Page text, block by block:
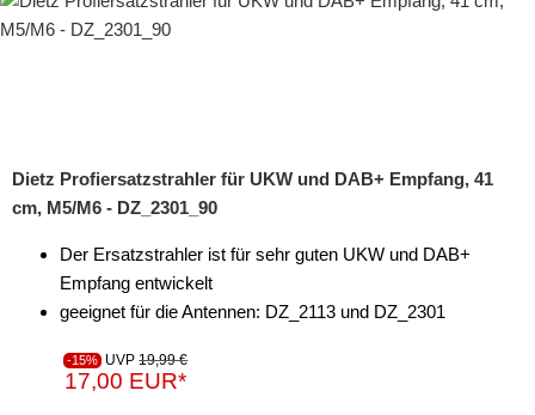
Dietz Profiersatzstrahler für UKW und DAB+ Empfang, 41
cm, M5/M6 - DZ_2301_90
Der Ersatzstrahler ist für sehr guten UKW und DAB+
Empfang entwickelt
geeignet für die Antennen: DZ_2113 und DZ_2301
-15% UVP 19,99 €
17,00 EUR*